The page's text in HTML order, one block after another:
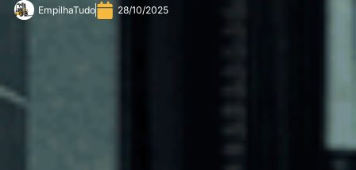
EmpilhaTudo 28/10/2025